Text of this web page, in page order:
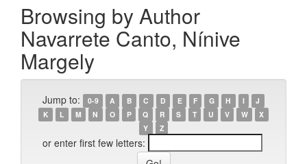
Browsing by Author
Navarrete Canto, Nínive
Margely
Jump to: 0-9 A B C D E F G H I
J
K
L M N O P Q R S T U V W
X
Y
Z
or enter first few letters: